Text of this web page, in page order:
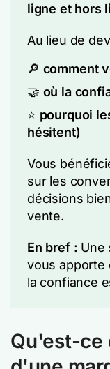
ligne et hors
Au lieu de
🔎 comment
🤝 où la
⭐️ pourquoi
hésitent)
Vous
sur les
décisions
vente.
En bref : Une
vous apporte
la confiance
Qu'est-ce